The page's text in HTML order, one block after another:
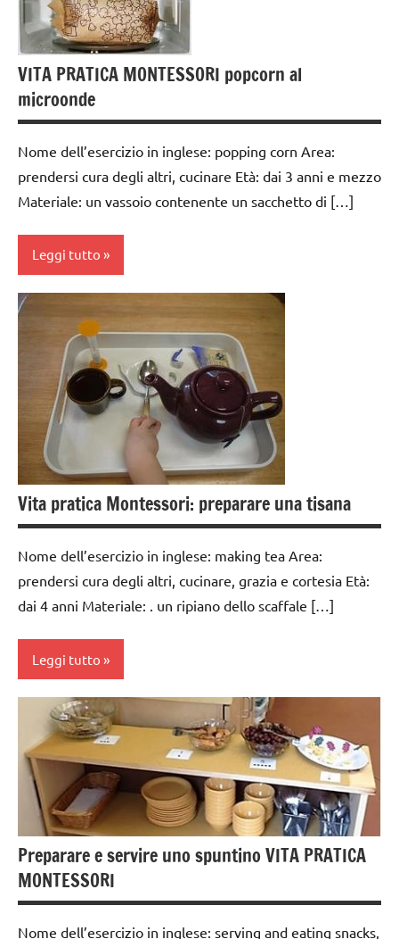
VITA
PRATICA
3 ai
6
anni
GRAZIA E
CORTESIA
MONTESSORI
PER ETA'
TUTTI GLI
ARTICOLI
PRATICA
VITA PRATICA MONTESSORI popcorn al
microonde
Nome dell’esercizio in inglese: popping corn Area:
prendersi cura degli altri, cucinare Età: dai 3 anni e mezzo
Materiale: un vassoio contenente un sacchetto di […]
Leggi tutto
anni
GUIDA
DIDATTICA
MONTESSORI
TUTTI GLI
PER ETA'
ARTICOLI
PRATICA
Vita pratica Montessori: preparare una tisana
Nome dell’esercizio in inglese: making tea Area:
prendersi cura degli altri, cucinare, grazia e cortesia Età:
dai 4 anni Materiale: . un ripiano dello scaffale […]
Leggi tutto
cucinare
dai
3 ai
6
anni
CORTESIA
GUIDA
Preparare e servire uno spuntino VITA PRATICA
MONTESSORI
Nome dell’esercizio in inglese: serving and eating snacks,